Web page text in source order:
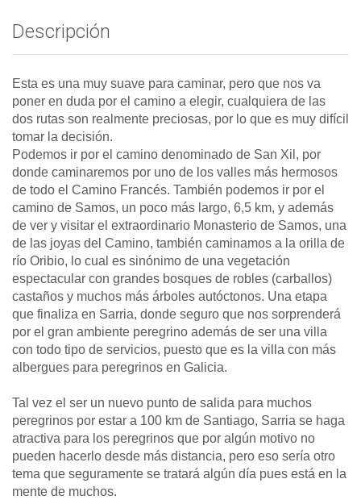
Descripción
Esta es una muy suave para caminar, pero que nos va
poner en duda por el camino a elegir, cualquiera de las
dos rutas son realmente preciosas, por lo que es muy difícil
tomar la decisión.
Podemos ir por el camino denominado de San Xil, por
donde caminaremos por uno de los valles más hermosos
de todo el Camino Francés. También podemos ir por el
camino de Samos, un poco más largo, 6,5 km, y además
de ver y visitar el extraordinario Monasterio de Samos, una
de las joyas del Camino, también caminamos a la orilla de
río Oribio, lo cual es sinónimo de una vegetación
espectacular con grandes bosques de robles (carballos)
castaños y muchos más árboles autóctonos. Una etapa
que finaliza en Sarria, donde seguro que nos sorprenderá
por el gran ambiente peregrino además de ser una villa
con todo tipo de servicios, puesto que es la villa con más
albergues para peregrinos en Galicia.
Tal vez el ser un nuevo punto de salida para muchos
peregrinos por estar a 100 km de Santiago, Sarria se haga
atractiva para los peregrinos que por algún motivo no
pueden hacerlo desde más distancia, pero eso sería otro
tema que seguramente se tratará algún día pues está en la
mente de muchos.